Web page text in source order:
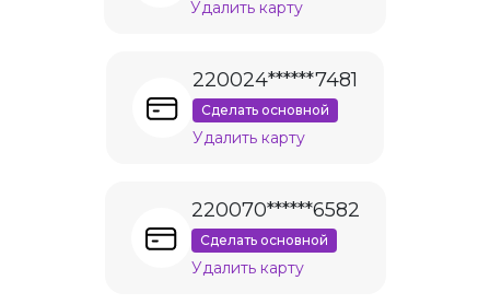
Удалить карту
220024******7481
Сделать основной
Удалить карту
220070******6582
Сделать основной
Удалить карту